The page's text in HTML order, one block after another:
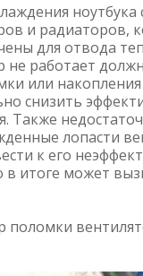
ноутбука
и радиаторов,
для отвода
не работает
или
снизить
Также
лопасти
к его
в итоге может
поломки